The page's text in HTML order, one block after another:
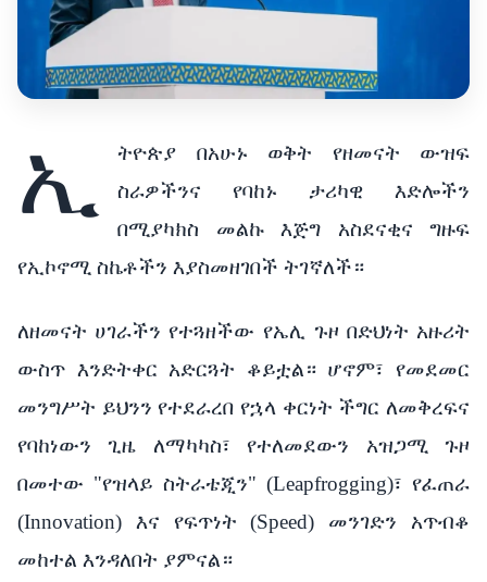
ኢ
ትዮጵያ በአሁኑ ወቅት የዘመናት ውዝፍ
ስራዎችንና የባከኑ ታሪካዊ እድሎችን
በሚያካክስ መልኩ እጅግ አስደናቂና ግዙፍ
የኢኮኖሚ ስኬቶችን እያስመዘገበች ትገኛለች።
ለዘመናት ሀገራችን የተጓዘችው የኤሊ ጉዞ በድህነት አዙሪት
ውስጥ እንድትቀር አድርጓት ቆይቷል። ሆኖም፣ የመደመር
መንግሥት ይህንን የተደራረበ የኋላ ቀርነት ችግር ለመቅረፍና
የባከነውን ጊዜ ለማካካስ፣ የተለመደውን አዝጋሚ ጉዞ
በመተው "የዝላይ ስትራቴጂን" (Leapfrogging)፣ የፈጠራ
(Innovation) እና የፍጥነት (Speed) መንገድን አጥብቆ
መከተል እንዳለበት ያምናል።